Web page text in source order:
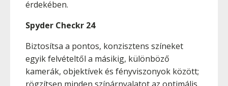
érdekében.
Spyder Checkr 24
Biztosítsa a pontos, konzisztens színeket
egyik felvételtől a másikig, különböző
kamerák, objektívek és fényviszonyok között;